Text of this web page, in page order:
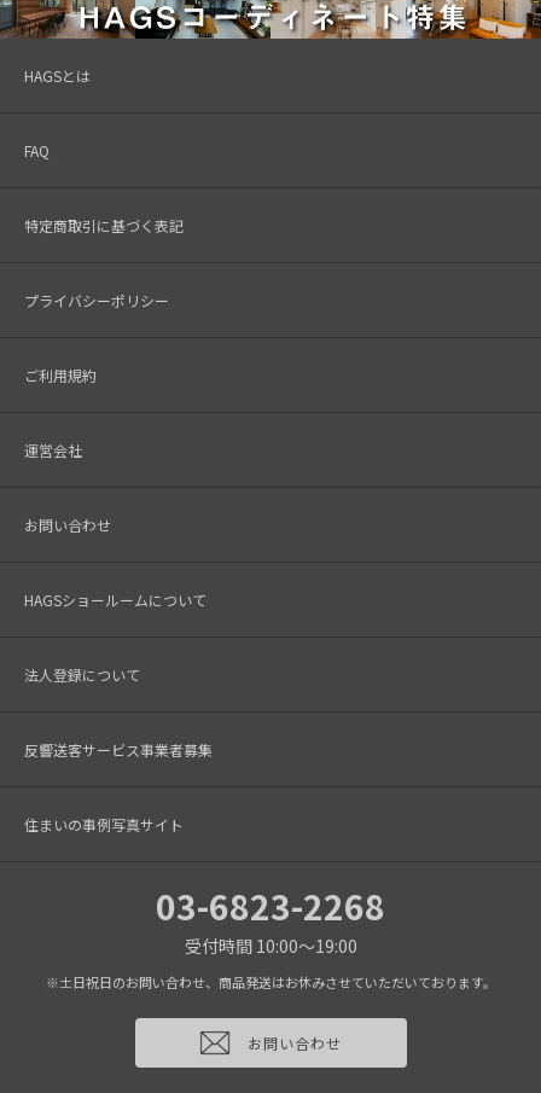
HAGSとは
FAQ
特定商取引に基づく表記
プライバシーポリシー
ご利用規約
運営会社
お問い合わせ
HAGSショールームについて
法人登録について
反響送客サービス事業者募集
住まいの事例写真サイト
03-6823-2268
受付時間 10:00～19:00
※土日祝日のお問い合わせ、商品発送はお休みさせていただいております。
お問い合わせ